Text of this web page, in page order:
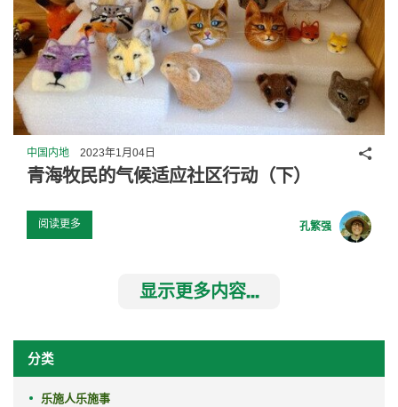
中国内地 2023年1月04日
青海牧民的气候适应社区行动（下）
阅读更多 孔繁强
分享
显示更多内容...
分类
乐施人乐施事